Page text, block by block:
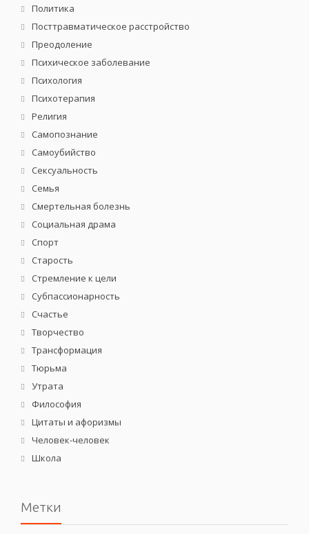
Политика
Посттравматическое расстройство
Преодоление
Психическое заболевание
Психология
Психотерапия
Религия
Самопознание
Самоубийство
Сексуальность
Семья
Смертельная болезнь
Социальная драма
Спорт
Старость
Стремление к цели
Субпассионарность
Счастье
Творчество
Трансформация
Тюрьма
Утрата
Философия
Цитаты и афоризмы
Человек-человек
Школа
Метки